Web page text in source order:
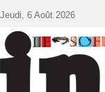
Jeudi, 6 Août 2026